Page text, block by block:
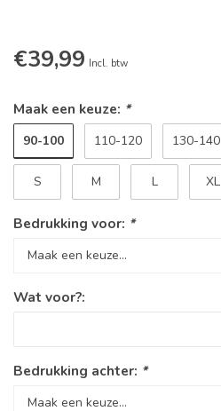
€39,99 Incl. btw
Maak een keuze: *
90-100 110-120 130-140
S M L XL
Bedrukking voor: *
Wat voor?:
Bedrukking achter: *